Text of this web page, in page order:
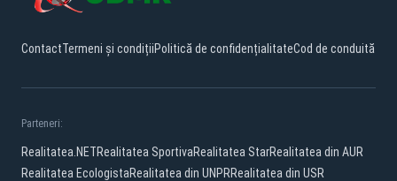
ContactTermeni și condițiiPolitică de confidențialitateCod de conduită
Parteneri:
Realitatea.NETRealitatea SportivaRealitatea StarRealitatea din AUR
Realitatea EcologistaRealitatea din UNPRRealitatea din USR